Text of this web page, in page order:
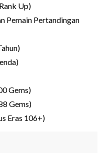
Up)
Pemain Pertandingan
Gems)
Gems)
Eras 106+)